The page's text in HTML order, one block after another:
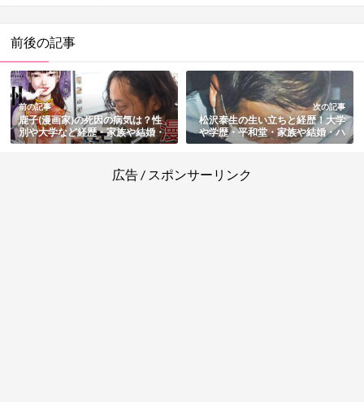
前後の記事
前の記事
鹿子(漫画家)の死因の病気は？性
別や大学など経歴・家族や結婚・
代表作品まとめ
次の記事
松沢泰生の生い立ちと経歴！大学
や学歴・平和堂・家族や結婚・ハ
ナマサ事件や過去の東京佐川急便
広告 / スポンサーリンク